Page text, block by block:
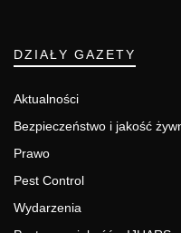
DZIAŁY GAZETY
Aktualności
Bezpieczeństwo i jakość
Prawo
Pest Control
Wydarzenia